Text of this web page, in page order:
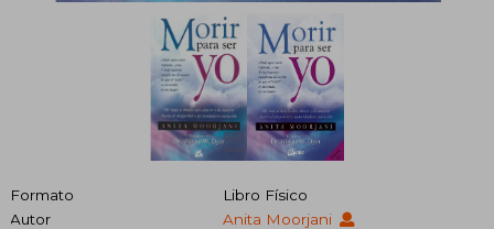
Formato
Libro Físico
Autor
Anita Moorjani